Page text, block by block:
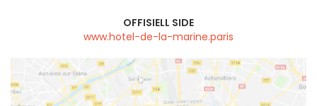
OFFISIELL SIDE
www.hotel-de-la-marine.paris